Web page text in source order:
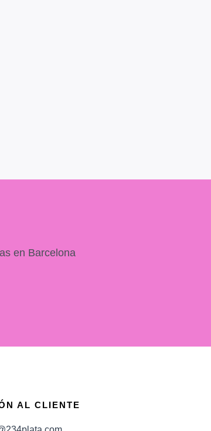
en Barcelona
AL CLIENTE